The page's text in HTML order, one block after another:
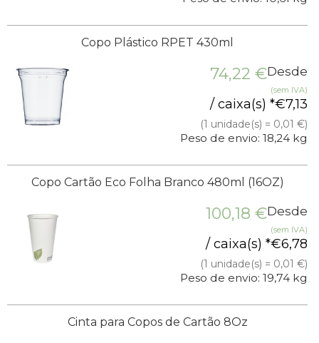
Copo Plástico RPET 430ml
Desde
74,22 €
(sem IVA)
7,13
€
/ caixa(s) *
(1 unidade(s) = 0,01 €)
Peso de envio: 18,24 kg
Copo Cartão Eco Folha Branco 480ml (16OZ)
Desde
100,18 €
(sem IVA)
6,78
€
/ caixa(s) *
(1 unidade(s) = 0,01 €)
Peso de envio: 19,74 kg
Cinta para Copos de Cartão 8Oz